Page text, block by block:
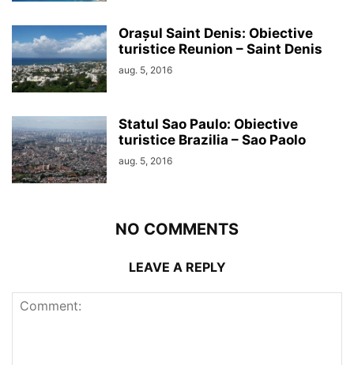
Orașul Saint Denis: Obiective
turistice Reunion – Saint Denis
aug. 5, 2016
Statul Sao Paulo: Obiective
turistice Brazilia – Sao Paolo
aug. 5, 2016
NO COMMENTS
LEAVE A REPLY